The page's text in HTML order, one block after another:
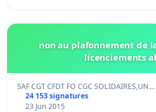
non au plafonnement de
licenciements
SAF CGT CFDT FO CGC SOLIDAIRES,UN…
24 153 signatures
23 Jun 2015